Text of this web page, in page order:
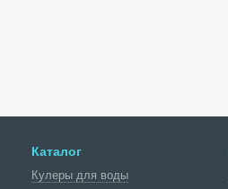
Каталог
Кулеры для воды